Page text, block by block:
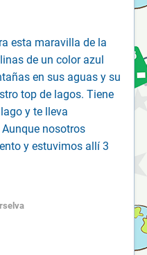
esta maravilla de la
de un color azul
en sus aguas y su
top de lagos. Tiene
y te lleva
nosotros
y estuvimos allí 3